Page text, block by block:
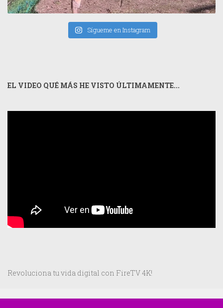
Sígueme en Instagram
EL VIDEO QUÉ MÁS HE VISTO ÚLTIMAMENTE...
Revoluciona tu vida digital con FireTV 4K!